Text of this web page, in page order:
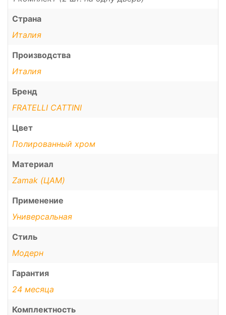
Страна
Италия
Производства
Италия
Бренд
FRATELLI CATTINI
Цвет
Полированный хром
Материал
Zamak (ЦАМ)
Применение
Универсальная
Стиль
Модерн
Гарантия
24 месяца
Комплектность